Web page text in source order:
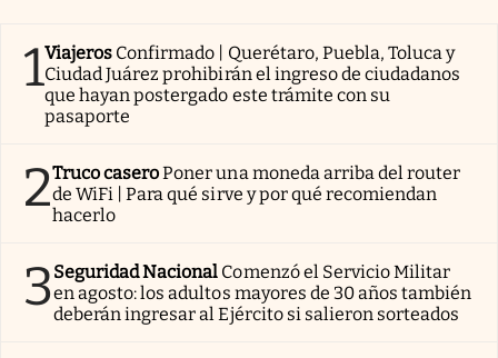
1Viajeros Confirmado | Querétaro, Puebla, Toluca y
Ciudad Juárez prohibirán el ingreso de ciudadanos
que hayan postergado este trámite con su
pasaporte
2Truco caseroPoner una moneda arriba del router
de WiFi | Para qué sirve y por qué recomiendan
hacerlo
3Seguridad Nacional Comenzó el Servicio Militar
en agosto: los adultos mayores de 30 años también
deberán ingresar al Ejército si salieron sorteados